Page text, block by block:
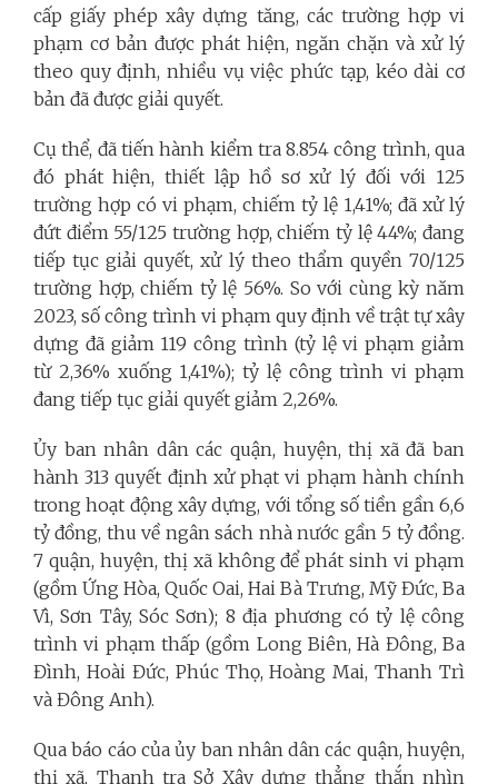
cấp giấy phép xây dựng tăng, các trường hợp vi
phạm cơ bản được phát hiện, ngăn chặn và xử lý
theo quy định, nhiều vụ việc phức tạp, kéo dài cơ
bản đã được giải quyết.
Cụ thể, đã tiến hành kiểm tra 8.854 công trình, qua
đó phát hiện, thiết lập hồ sơ xử lý đối với 125
trường hợp có vi phạm, chiếm tỷ lệ 1,41%; đã xử lý
đứt điểm 55/125 trường hợp, chiếm tỷ lệ 44%; đang
tiếp tục giải quyết, xử lý theo thẩm quyền 70/125
trường hợp, chiếm tỷ lệ 56%. So với cùng kỳ năm
2023, số công trình vi phạm quy định về trật tự xây
dựng đã giảm 119 công trình (tỷ lệ vi phạm giảm
từ 2,36% xuống 1,41%); tỷ lệ công trình vi phạm
đang tiếp tục giải quyết giảm 2,26%.
Ủy ban nhân dân các quận, huyện, thị xã đã ban
hành 313 quyết định xử phạt vi phạm hành chính
trong hoạt động xây dựng, với tổng số tiền gần 6,6
tỷ đồng, thu về ngân sách nhà nước gần 5 tỷ đồng.
7 quận, huyện, thị xã không để phát sinh vi phạm
(gồm Ứng Hòa, Quốc Oai, Hai Bà Trưng, Mỹ Đức, Ba
Vì, Sơn Tây, Sóc Sơn); 8 địa phương có tỷ lệ công
trình vi phạm thấp (gồm Long Biên, Hà Đông, Ba
Đình, Hoài Đức, Phúc Thọ, Hoàng Mai, Thanh Trì
và Đông Anh).
Qua báo cáo của ủy ban nhân dân các quận, huyện,
thị xã, Thanh tra Sở Xây dựng thẳng thắn nhìn